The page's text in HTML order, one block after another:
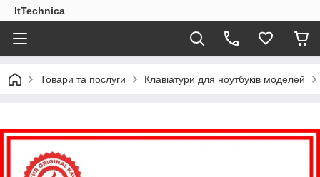
ItTechnica
Товари та послуги Клавіатури для ноутбуків моделей